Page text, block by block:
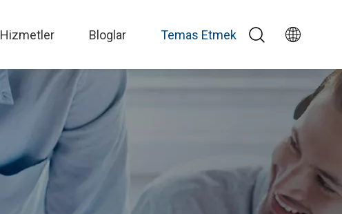
Hizmetler Bloglar Temas Etmek